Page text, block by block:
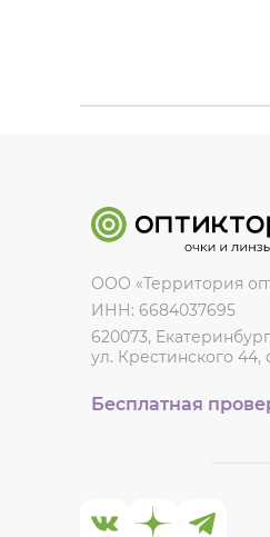
ООО «Территория
ИНН: 6684037695
620073,
ул. Крестинского 44,
Бесплатная